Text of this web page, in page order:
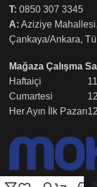
T: 0850 307 3345
A: Aziziye
Çankaya/Ankara,
Mağaza Çalışma
Haftaiçi
Cumartesi
Her Ayın İlk Pazarı